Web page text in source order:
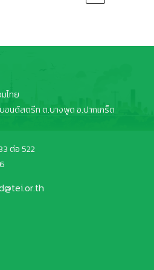
ไทย
บอนด์สตรีท ต.บางพูด อ.ปากเกร็ด
ต่อ 522